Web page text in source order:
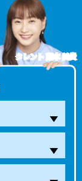
タレント 藤本 美貴